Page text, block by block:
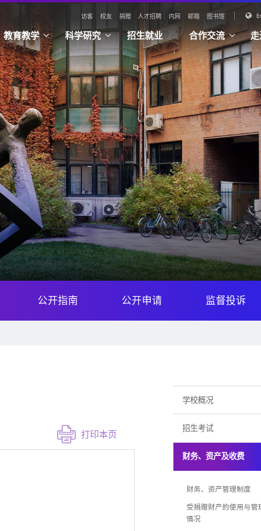
访客 校友 捐赠 人才招聘 内网 邮箱 图书馆 
教育教学 科学研究 招生就业 合作交流
公开指南 公开申请 监督投诉
学校概况
招生考试
财务、资产及收费
财务、资产管理制度
受捐赠财产的使用与管
情况
打印本页